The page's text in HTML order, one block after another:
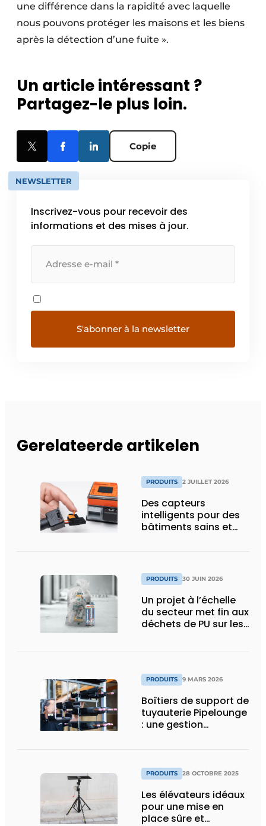
une différence dans la rapidité avec laquelle
nous pouvons protéger les maisons et les biens
après la détection d’une fuite ».
Un article intéressant ?
Partagez-le plus loin.
Copie
NEWSLETTER
Inscrivez-vous pour recevoir des
informations et des mises à jour.
Gerelateerde artikelen
PRODUITS 2 JUILLET 2026
Des capteurs
intelligents pour des
bâtiments sains et
PRODUITS 30 JUIN 2026
Un projet à l’échelle
du secteur met fin aux
déchets de PU sur les
PRODUITS 9 MARS 2026
Boîtiers de support de
tuyauterie Pipelounge
: une gestion
rapide et plus soignée
PRODUITS 28 OCTOBRE 2025
Les élévateurs idéaux
pour une mise en
place sûre et